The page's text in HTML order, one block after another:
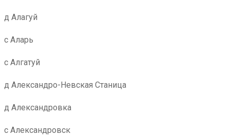
д Алагуй
с Аларь
с Алгатуй
д Александро-Невская Станица
д Александровка
с Александровск